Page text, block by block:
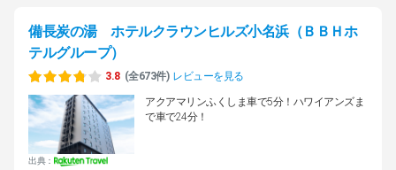
備長炭の湯 ホテルクラウンヒルズ小名浜（ＢＢＨホ
テルグループ）
3.8 (全673件) レビューを見る
出典：
アクアマリンふくしま車で5分！ハワイアンズま
で車で24分！